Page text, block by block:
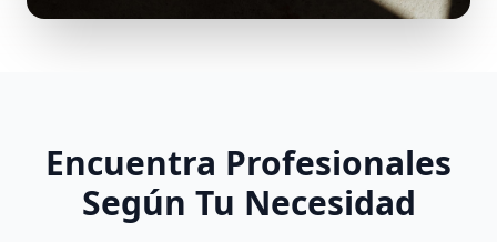
Encuentra Profesionales
Según Tu Necesidad